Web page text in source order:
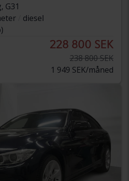
G31
diesel
228 800 SEK
238 800 SEK
1 949 SEK/måned